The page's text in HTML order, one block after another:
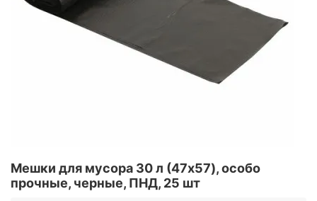
Мешки для мусора 30 л (47x57), особо
прочные, черные, ПНД, 25 шт